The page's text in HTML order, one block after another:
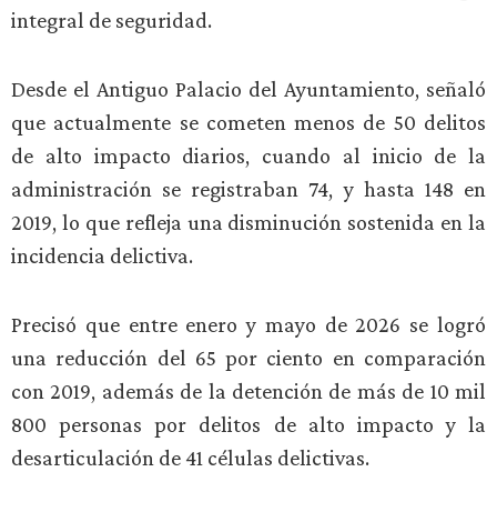
integral de seguridad.
Desde el Antiguo Palacio del Ayuntamiento, señaló
que actualmente se cometen menos de 50 delitos
de alto impacto diarios, cuando al inicio de la
administración se registraban 74, y hasta 148 en
2019, lo que refleja una disminución sostenida en la
incidencia delictiva.
Precisó que entre enero y mayo de 2026 se logró
una reducción del 65 por ciento en comparación
con 2019, además de la detención de más de 10 mil
800 personas por delitos de alto impacto y la
desarticulación de 41 células delictivas.